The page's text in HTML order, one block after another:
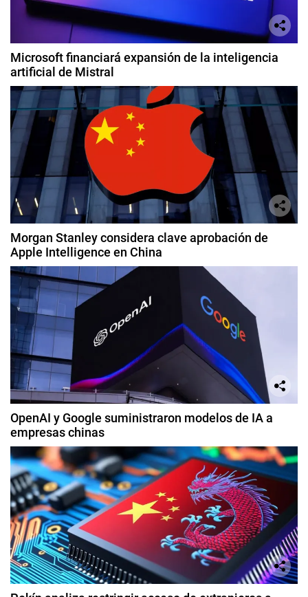
Microsoft financiará expansión de la inteligencia
artificial de Mistral
Morgan Stanley considera clave aprobación de
Apple Intelligence en China
OpenAI y Google suministraron modelos de IA a
empresas chinas